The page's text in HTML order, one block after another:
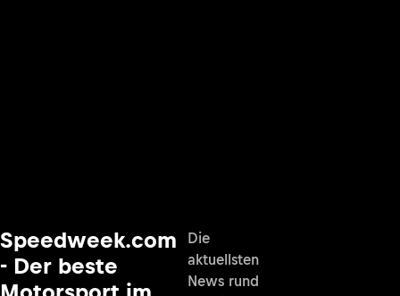
Speedweek.com
- Der beste
Die
aktuellsten
News rund